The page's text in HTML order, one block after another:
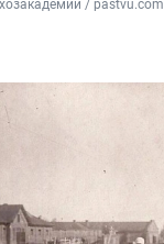
/ pastvu.com